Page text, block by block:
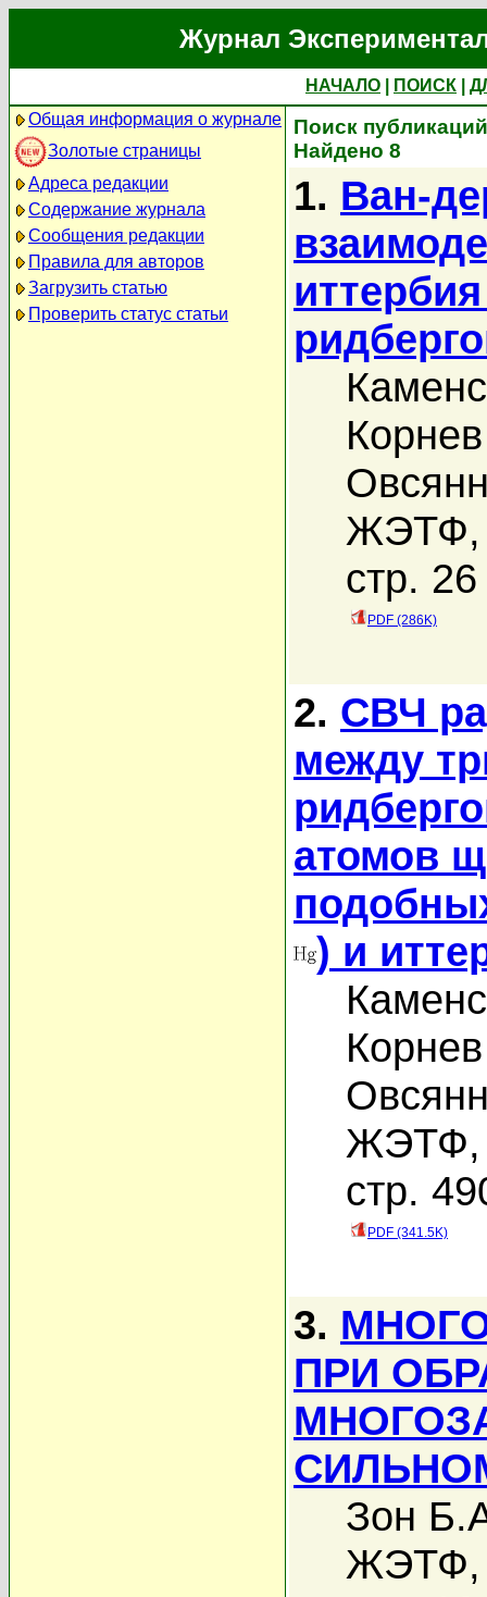
Журнал
НАЧАЛО ПОИСК
Общая информация о журнале
Золотые страницы
Адреса редакции
Содержание журнала
Сообщения редакции
Правила для авторов
Загрузить статью
Проверить статус статьи
Поиск
Найдено 8
1. Ван-
ЖЭТФ,
стр. 26
PDF (286K)
2. СВЧ
между
атомов
) и
ЖЭТФ,
стр.
PDF (341.5K)
3.
ПРИ
Зон
ЖЭТФ,